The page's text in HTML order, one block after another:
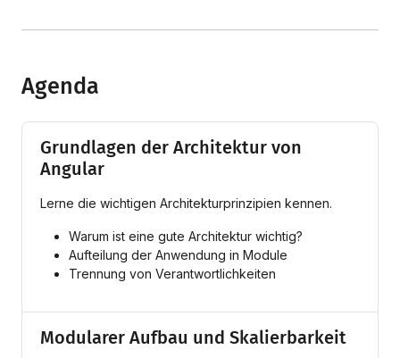
Agenda
Grundlagen der Architektur von
Angular
Lerne die wichtigen Architekturprinzipien kennen.
Warum ist eine gute Architektur wichtig?
Aufteilung der Anwendung in Module
Trennung von Verantwortlichkeiten
Modularer Aufbau und Skalierbarkeit